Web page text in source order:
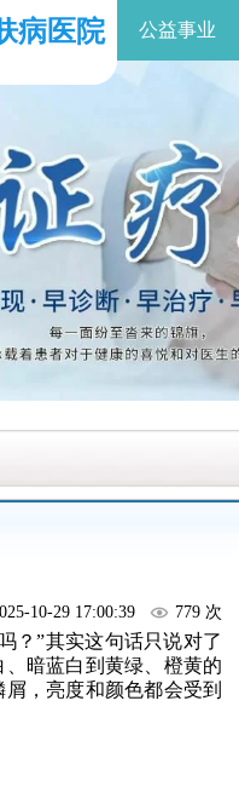
病医院 公益事业
10-29 17:00:39 779 次
？”其实这句话只说对了
暗蓝白到黄绿、橙黄的
，亮度和颜色都会受到